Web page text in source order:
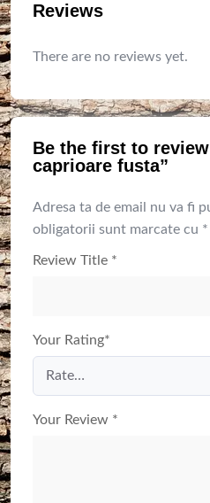
Reviews
There are no reviews yet.
Be the first to
caprioare fusta”
Adresa ta de email nu va fi
obligatorii sunt marcate cu *
Review Title *
Your Rating*
Your Review *